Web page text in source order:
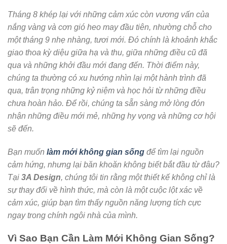
Tháng 8 khép lại với những cảm xúc còn vương vấn của
nắng vàng và cơn gió heo may đầu tiên, nhường chỗ cho
một tháng 9 nhẹ nhàng, tươi mới. Đó chính là khoảnh khắc
giao thoa kỳ diệu giữa hạ và thu, giữa những điều cũ đã
qua và những khởi đầu mới đang đến. Thời điểm này,
chúng ta thường có xu hướng nhìn lại một hành trình đã
qua, trân trọng những kỷ niệm và học hỏi từ những điều
chưa hoàn hảo. Để rồi, chúng ta sẵn sàng mở lòng đón
nhận những điều mới mẻ, những hy vọng và những cơ hội
sẽ đến.
Bạn muốn làm mới không gian sống để tìm lại nguồn
cảm hứng, nhưng lại băn khoăn không biết bắt đầu từ đâu?
Tại 3A Design, chúng tôi tin rằng một thiết kế không chỉ là
sự thay đổi về hình thức, mà còn là một cuộc lột xác về
cảm xúc, giúp bạn tìm thấy nguồn năng lượng tích cực
ngay trong chính ngôi nhà của mình.
Vì Sao Bạn Cần Làm Mới Không Gian Sống?